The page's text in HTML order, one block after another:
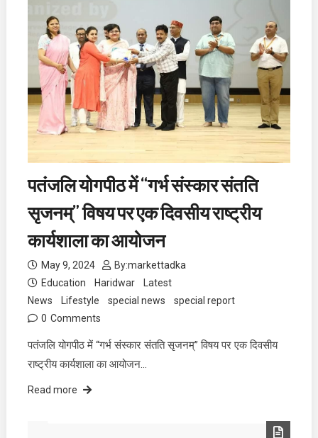
पतंजलि योगपीठ में “गर्भ संस्कार संतति
सृजनम्” विषय पर एक दिवसीय राष्ट्रीय
कार्यशाला का आयोजन
May 9, 2024 By:markettadka
Education
Haridwar
Latest
News
Lifestyle special news
special report
0 Comments
पतंजलि योगपीठ में “गर्भ संस्कार संतति सृजनम्” विषय पर एक दिवसीय
राष्ट्रीय कार्यशाला का आयोजन…
Read more